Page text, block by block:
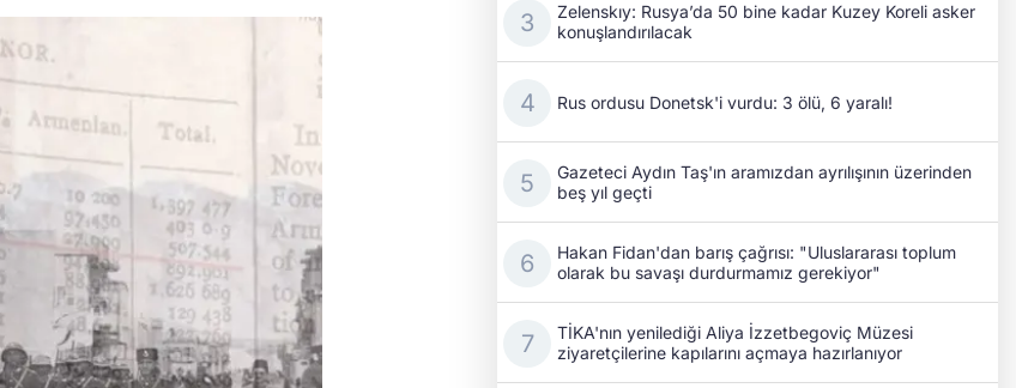
Zelenskıy: Rusya’da 50 bine kadar Kuzey Koreli asker
konuşlandırılacak
Rus ordusu Donetsk'i vurdu: 3 ölü, 6 yaralı!
Gazeteci Aydın Taş'ın aramızdan ayrılışının üzerinden
beş yıl geçti
Hakan Fidan'dan barış çağrısı: "Uluslararası toplum
olarak bu savaşı durdurmamız gerekiyor"
TİKA'nın yenilediği Aliya İzzetbegoviç Müzesi
ziyaretçilerine kapılarını açmaya hazırlanıyor